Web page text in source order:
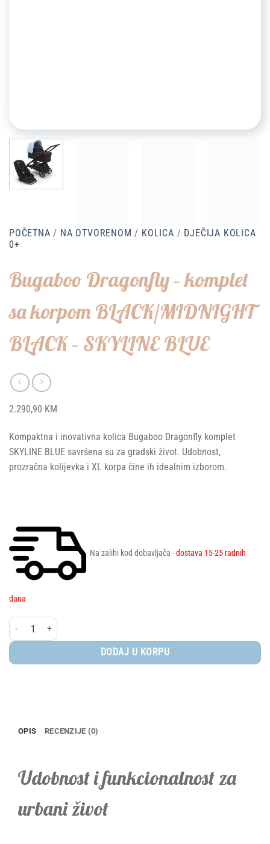
POČETNA / NA OTVORENOM / KOLICA / DJEČIJA KOLICA
0+
Bugaboo Dragonfly – komplet
sa korpom BLACK/MIDNIGHT
BLACK – SKYLINE BLUE
2.290,90 KM
Kompaktna i inovativna kolica Bugaboo Dragonfly komplet
SKYLINE BLUE savršena su za gradski život. Udobnost,
prozračna kolijevka i XL korpa čine ih idealnim izborom.
Na zalihi kod dobavljača - dostava 15-25 radnih
dana
Bugaboo Dragonfly - komplet sa korpom BLACK/MIDNIGHT BLACK - SKYLINE
DODAJ U KORPU
OPIS RECENZIJE (0)
Udobnost i funkcionalnost za
urbani život